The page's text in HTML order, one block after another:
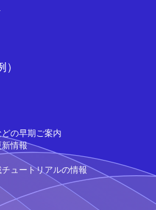
の早期ご案内
情報
ュートリアルの情報